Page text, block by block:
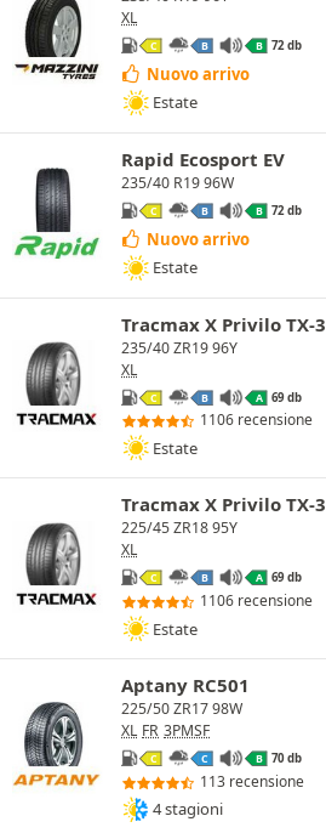
XL
C B B 72 db
Nuovo arrivo
Estate
Rapid Ecosport EV
235/40 R19 96W
C B B 72 db
Nuovo arrivo
Estate
Tracmax X Privilo TX-3
235/40 ZR19 96Y
XL
C B A 69 db
1106 recensione
Estate
Tracmax X Privilo TX-3
225/45 ZR18 95Y
XL
C B A 69 db
1106 recensione
Estate
Aptany RC501
225/50 ZR17 98W
XL FR 3PMSF
C C B 70 db
113 recensione
4 stagioni